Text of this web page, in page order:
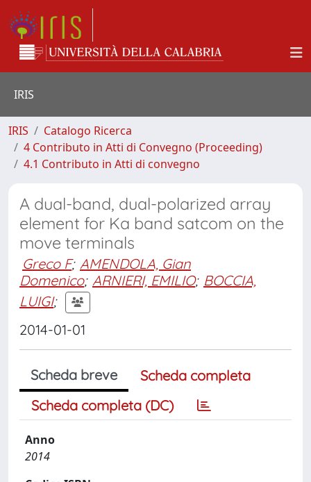
IRIS
IRIS
Catalogo Ricerca
4 Contributo in Atti di Convegno (Proceeding)
4.1 Contributo in Atti di convegno
A dual-band, dual-polarized array
element for Ka band satcom on the
move terminals
Greco F; AMENDOLA, Gian
Domenico; ARNIERI, EMILIO; BOCCIA,
LUIGI;
2014-01-01
Scheda breve
Scheda completa
Scheda completa (DC)
Anno
2014